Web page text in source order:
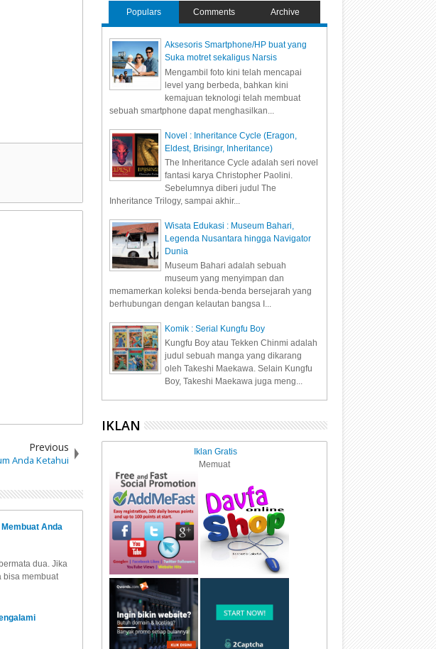
Previous
Anda Ketahui
Anda
dua. Jika
bisa membuat
Populars Comments Archive
Aksesoris Smartphone/HP buat yang
Suka motret sekaligus Narsis
Mengambil foto kini telah mencapai
level yang berbeda, bahkan kini
kemajuan teknologi telah membuat
sebuah smartphone dapat menghasilkan...
Novel : Inheritance Cycle (Eragon,
Eldest, Brisingr, Inheritance)
The Inheritance Cycle adalah seri novel
fantasi karya Christopher Paolini.
Sebelumnya diberi judul The
Inheritance Trilogy, sampai akhir...
Wisata Edukasi : Museum Bahari,
Legenda Nusantara hingga Navigator
Dunia
Museum Bahari adalah sebuah
museum yang menyimpan dan
memamerkan koleksi benda-benda bersejarah yang
berhubungan dengan kelautan bangsa I...
Komik : Serial Kungfu Boy
Kungfu Boy atau Tekken Chinmi adalah
judul sebuah manga yang dikarang
oleh Takeshi Maekawa. Selain Kungfu
Boy, Takeshi Maekawa juga meng...
IKLAN
Iklan Gratis
Memuat